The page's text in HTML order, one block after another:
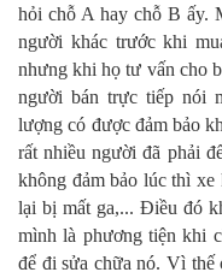
hỏi chỗ A hay chỗ B ấy.
người khác trước khi
nhưng khi họ tư vấn cho
người bán trực tiếp nói
lượng có được đảm bảo
rất nhiều người đã phải
không đảm bảo lúc thì
lại bị mất ga,... Điều đó
mình là phương tiện khi
để đi sửa chữa nó. Vì thế